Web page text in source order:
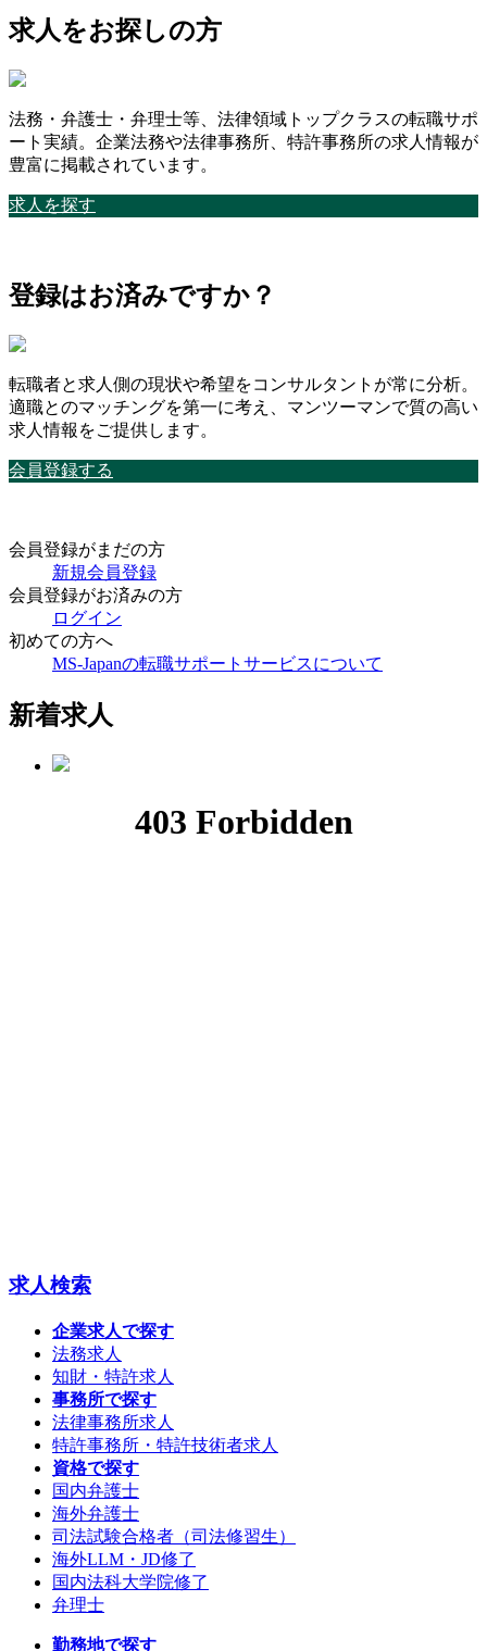
求人をお探しの方
法務・弁護士・弁理士等、法律領域トップクラスの転職サポ
ート実績。企業法務や法律事務所、特許事務所の求人情報が
豊富に掲載されています。
求人を探す
登録はお済みですか？
転職者と求人側の現状や希望をコンサルタントが常に分析。
適職とのマッチングを第一に考え、マンツーマンで質の高い
求人情報をご提供します。
会員登録する
会員登録がまだの方
新規会員登録
会員登録がお済みの方
ログイン
初めての方へ
MS-Japanの転職サポートサービスについて
新着求人
求人検索
企業求人で探す
法務求人
知財・特許求人
事務所で探す
法律事務所求人
特許事務所・特許技術者求人
資格で探す
国内弁護士
海外弁護士
司法試験合格者（司法修習生）
海外LLM・JD修了
国内法科大学院修了
弁理士
勤務地で探す